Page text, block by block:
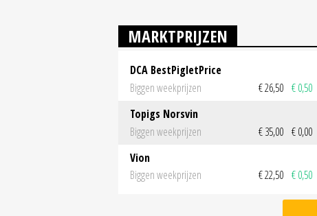
MARKTPRIJZEN
DCA BestPigletPrice
Biggen weekprijzen
€ 26,50 € 0,50
Topigs Norsvin
Biggen weekprijzen
€ 35,00 € 0,00
Vion
Biggen weekprijzen
€ 22,50 € 0,50